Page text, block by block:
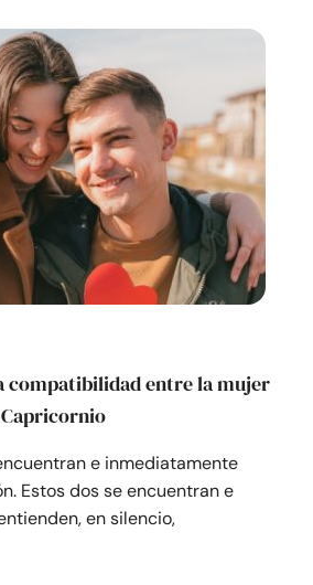
compatibilidad entre la mujer
e inmediatamente
Estos dos se encuentran e
en silencio,